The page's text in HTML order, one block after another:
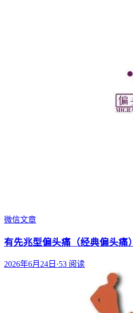
微信文章
有先兆型偏头痛（经典偏头痛）
2026年6月24日 ·53 阅读